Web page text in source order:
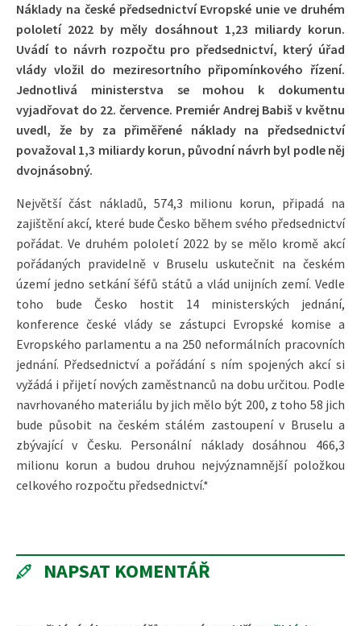
Náklady na české předsednictví Evropské unie ve druhém
pololetí 2022 by měly dosáhnout 1,23 miliardy korun.
Uvádí to návrh rozpočtu pro předsednictví, který úřad
vlády vložil do meziresortního připomínkového řízení.
Jednotlivá ministerstva se mohou k dokumentu
vyjadřovat do 22. července. Premiér Andrej Babiš v květnu
uvedl, že by za přiměřené náklady na předsednictví
považoval 1,3 miliardy korun, původní návrh byl podle něj
dvojnásobný.
Největší část nákladů, 574,3 milionu korun, připadá na
zajištění akcí, které bude Česko během svého předsednictví
pořádat. Ve druhém pololetí 2022 by se mělo kromě akcí
pořádaných pravidelně v Bruselu uskutečnit na českém
území jedno setkání šéfů států a vlád unijních zemí. Vedle
toho bude Česko hostit 14 ministerských jednání,
konference české vlády se zástupci Evropské komise a
Evropského parlamentu a na 250 neformálních pracovních
jednání. Předsednictví a pořádání s ním spojených akcí si
vyžádá i přijetí nových zaměstnanců na dobu určitou. Podle
navrhovaného materiálu by jich mělo být 200, z toho 58 jich
bude působit na českém stálém zastoupení v Bruselu a
zbývající v Česku. Personální náklady dosáhnou 466,3
milionu korun a budou druhou nejvýznamnější položkou
celkového rozpočtu předsednictví.*
NAPSAT KOMENTÁŘ